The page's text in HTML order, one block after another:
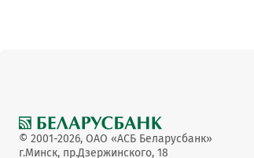
© 2001-2026, ОАО «АСБ Беларусбанк»
г.Минск, пр.Дзержинского, 18